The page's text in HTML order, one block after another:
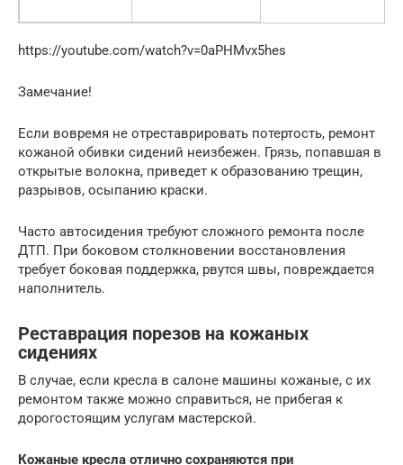
https://youtube.com/watch?v=0aPHMvx5hes
Замечание!
Если вовремя не отреставрировать потертость, ремонт
кожаной обивки сидений неизбежен. Грязь, попавшая в
открытые волокна, приведет к образованию трещин,
разрывов, осыпанию краски.
Часто автосидения требуют сложного ремонта после
ДТП. При боковом столкновении восстановления
требует боковая поддержка, рвутся швы, повреждается
наполнитель.
Реставрация порезов на кожаных
сидениях
В случае, если кресла в салоне машины кожаные, с их
ремонтом также можно справиться, не прибегая к
дорогостоящим услугам мастерской.
Кожаные кресла отлично сохраняются при